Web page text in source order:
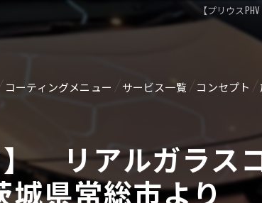
【プリウス
コーティングメニュー
GTECHNIQセラミックコーティング
SERVFACESセラミックコーティング
サービス一覧
ルームクリーニング・消臭
ヘッドライトリペア
メンテナンス
コンセプト
ツ】 リアルガ
城県常総市より